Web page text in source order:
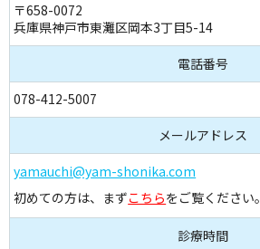
〒658-0072
兵庫県神戸市東灘区岡本3丁目5-14
電話番号
078-412-5007
メールアドレス
yamauchi@yam-shonika.com
初めての方は、まずこちらをご覧ください。
診療時間